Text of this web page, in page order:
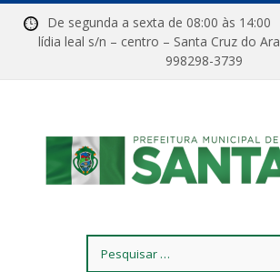
De segunda a sexta de 08:00 às
lídia leal s/n – centro – Santa Cruz
998298-3739
por: